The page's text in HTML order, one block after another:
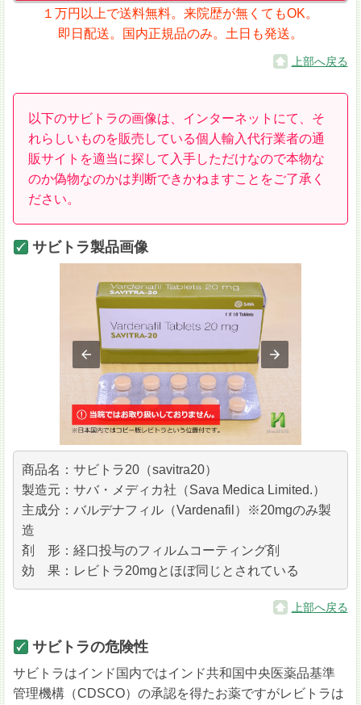
１万円以上で送料無料。来院歴が無くてもOK。
即日配送。国内正規品のみ。土日も発送。
上部へ戻る
以下のサビトラの画像は、インターネットにて、そ
れらしいものを販売している個人輸入代行業者の通
販サイトを適当に探して入手しただけなので本物な
のか偽物なのかは判断できかねますことをご了承く
ださい。
サビトラ製品画像
商品名：サビトラ20（savitra20）
製造元：サバ・メディカ社（Sava Medica Limited.）
主成分：バルデナフィル（Vardenafil）※20mgのみ製
造
剤 形：経口投与のフィルムコーティング剤
効 果：レビトラ20mgとほぼ同じとされている
上部へ戻る
サビトラの危険性
サビトラはインド国内ではインド共和国中央医薬品基準
管理機構（CDSCO）の承認を得たお薬ですがレビトラは